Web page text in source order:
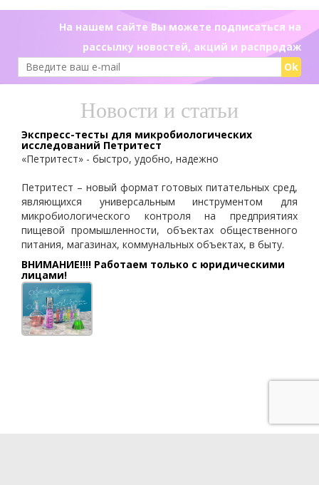
На нашем сайте Вы можете подписаться на
рассылку новостей, акций и распродаж
Ok
Новости и статьи
Экспресс-тесты для микробиологических
исследований Петритест
«Петритест» - быстро, удобно, надежно
Петритест – новый формат готовых питательных сред,
являющихся универсальным инструментом для
микробиологического контроля на предприятиях
пищевой промышленности, объектах общественного
питания, магазинах, коммунальных объектах, в быту.
ВНИМАНИЕ!!!! Работаем только с юридическими
лицами!